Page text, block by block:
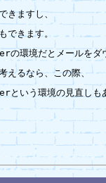
きますし、
できます。
だとメールをダウ
えるなら、この際、
環境の見直しもあ